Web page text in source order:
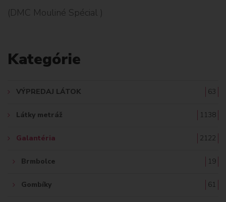
D
(DMC Mouliné Spécial )
Kategórie
VÝPREDAJ LÁTOK 63
Látky metráž 1138
Galantéria 2122
Brmbolce 19
Gombíky 61